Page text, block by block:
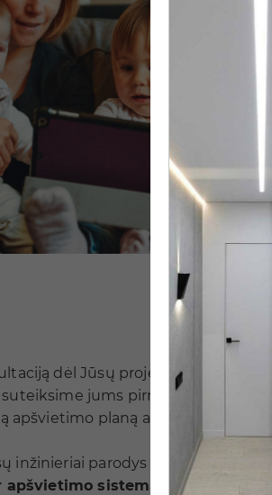
dėl Jūsų projekto, prašome
jums pirminę
apšvietimo planą arba atvykus į
inžinieriai parodys PVC ir
sistemas
, kurios yra